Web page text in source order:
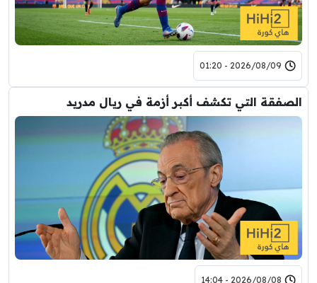
2026/08/09 - 01:20
الصفقة التي تكشف أكبر أزمة في ريال مدريد
2026/08/08 - 14:04